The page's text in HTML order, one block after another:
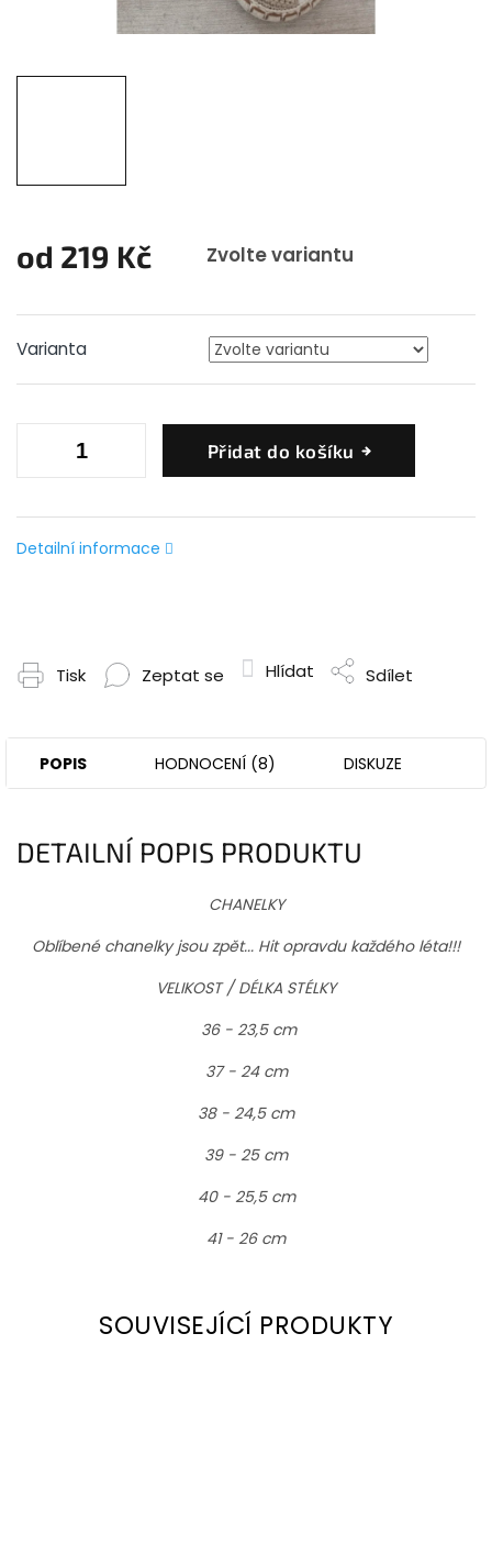
od 219 Kč Zvolte variantu
cena:
Varianta
Přidat do košíku
Detailní informace
Tisk Zeptat se Hlídat Sdílet
POPIS HODNOCENÍ (8) DISKUZE
DETAILNÍ POPIS PRODUKTU
CHANELKY
Oblíbené chanelky jsou zpět... Hit opravdu každého léta!!!
VELIKOST / DÉLKA STÉLKY
36 - 23,5 cm
37 - 24 cm
38 - 24,5 cm
39 - 25 cm
40 - 25,5 cm
41 - 26 cm
SOUVISEJÍCÍ PRODUKTY